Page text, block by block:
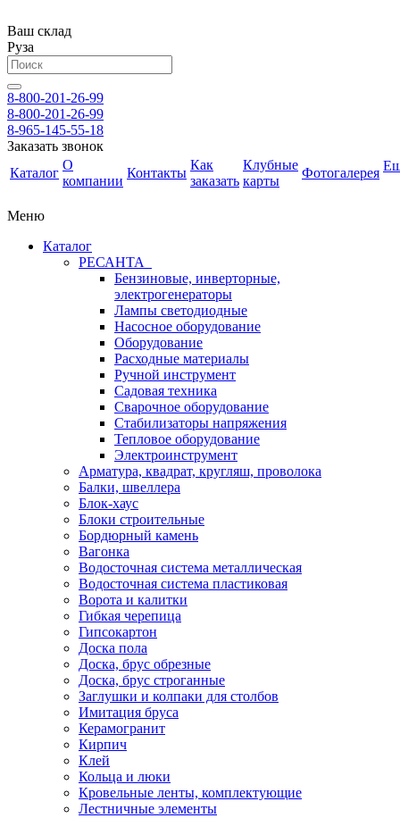
Ваш склад
Руза
8-800-201-26-99
8-800-201-26-99
8-965-145-55-18
Заказать звонок
Каталог
О
компании
Контакты
Как
заказать
Клубные
карты
Фотогалерея
Меню
Каталог
РЕСАНТА
Бензиновые, инверторные,
электрогенераторы
Лампы светодиодные
Насосное оборудование
Оборудование
Расходные материалы
Ручной инструмент
Садовая техника
Сварочное оборудование
Стабилизаторы напряжения
Тепловое оборудование
Электроинструмент
Арматура, квадрат, кругляш, проволока
Балки, швеллера
Блок-хаус
Блоки строительные
Бордюрный камень
Вагонка
Водосточная система металлическая
Водосточная система пластиковая
Ворота и калитки
Гибкая черепица
Гипсокартон
Доска пола
Доска, брус обрезные
Доска, брус строганные
Заглушки и колпаки для столбов
Имитация бруса
Керамогранит
Кирпич
Клей
Кольца и люки
Кровельные ленты, комплектующие
Лестничные элементы